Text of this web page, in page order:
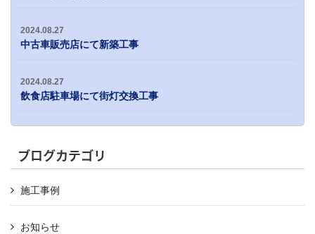
2024.08.27
中古車販売店にて新築工事
2024.08.27
飲食店駐車場にて街灯交換工事
ブログカテゴリ
施工事例
お知らせ